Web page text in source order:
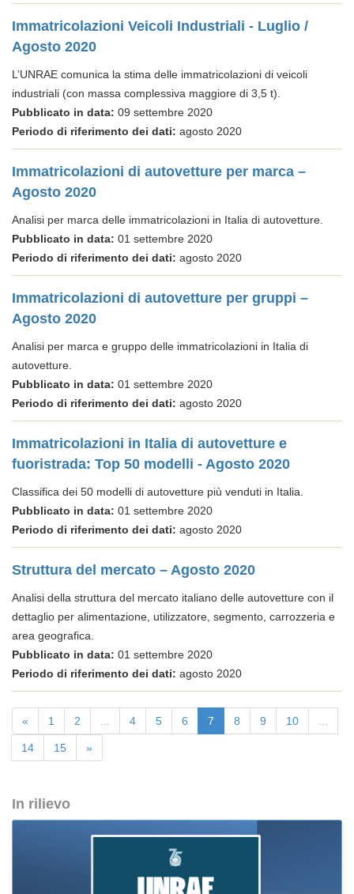
Immatricolazioni Veicoli Industriali - Luglio /
Agosto 2020
L’UNRAE comunica la stima delle immatricolazioni di veicoli
industriali (con massa complessiva maggiore di 3,5 t).
Pubblicato in data: 09 settembre 2020
Periodo di riferimento dei dati: agosto 2020
Immatricolazioni di autovetture per marca –
Agosto 2020
Analisi per marca delle immatricolazioni in Italia di autovetture.
Pubblicato in data: 01 settembre 2020
Periodo di riferimento dei dati: agosto 2020
Immatricolazioni di autovetture per gruppi –
Agosto 2020
Analisi per marca e gruppo delle immatricolazioni in Italia di
autovetture.
Pubblicato in data: 01 settembre 2020
Periodo di riferimento dei dati: agosto 2020
Immatricolazioni in Italia di autovetture e
fuoristrada: Top 50 modelli - Agosto 2020
Classifica dei 50 modelli di autovetture più venduti in Italia.
Pubblicato in data: 01 settembre 2020
Periodo di riferimento dei dati: agosto 2020
Struttura del mercato – Agosto 2020
Analisi della struttura del mercato italiano delle autovetture con il
dettaglio per alimentazione, utilizzatore, segmento, carrozzeria e
area geografica.
Pubblicato in data: 01 settembre 2020
Periodo di riferimento dei dati: agosto 2020
« 1 2 4 5 6 7 8 9 10
14 15 »
In rilievo